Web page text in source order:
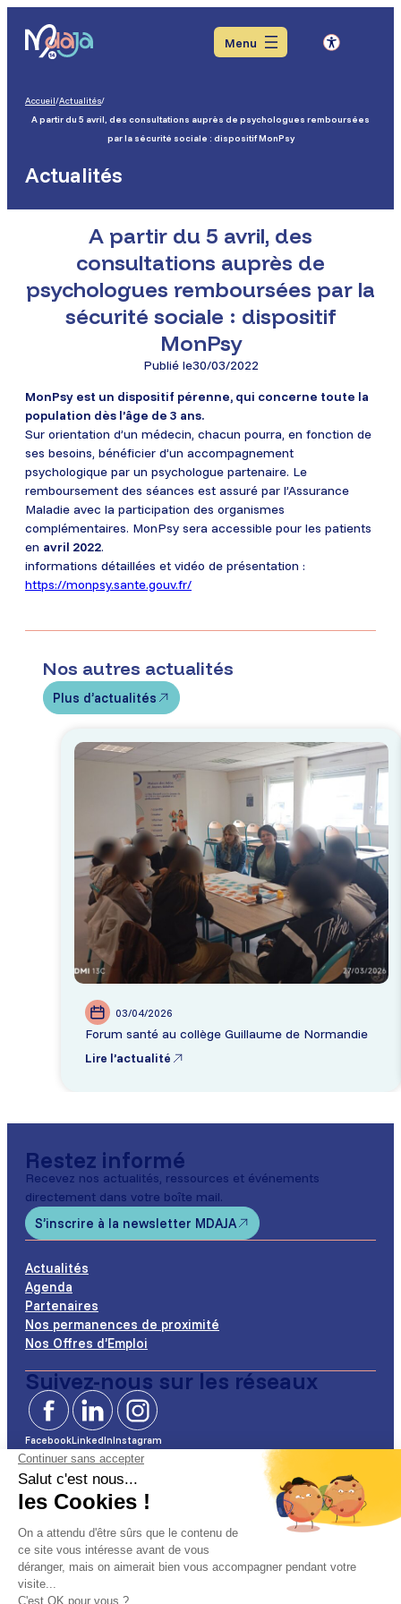
menu
contenu
pied
Menu
Accueil/Actualités/
A partir du 5 avril, des consultations auprès de psychologues remboursées
par la sécurité sociale : dispositif MonPsy
Actualités
A partir du 5 avril, des
consultations auprès de
psychologues remboursées par la
sécurité sociale : dispositif
MonPsy
Publié le30/03/2022
MonPsy est un dispositif pérenne, qui concerne toute la
population dès l’âge de 3 ans.
Sur orientation d’un médecin, chacun pourra, en fonction de
ses besoins, bénéficier d’un accompagnement
psychologique par un psychologue partenaire. Le
remboursement des séances est assuré par l’Assurance
Maladie avec la participation des organismes
complémentaires. MonPsy sera accessible pour les patients
en avril 2022.
informations détaillées et vidéo de présentation :
https://monpsy.sante.gouv.fr/
Nos autres actualités
Plus d’actualités
03/04/2026
Forum santé au collège Guillaume de Normandie
Lire l’actualité
Restez informé
Recevez nos actualités, ressources et événements
directement dans votre boîte mail.
S’inscrire à la newsletter MDAJA
Actualités
Agenda
Partenaires
Nos permanences de proximité
Nos Offres d’Emploi
Suivez-nous sur les réseaux
FacebookLinkedInInstagram
Mentions légales
Gestion de cookies
Politique de confidentialité
Plan du site
Accessibilité (conformité partielle à 97%)